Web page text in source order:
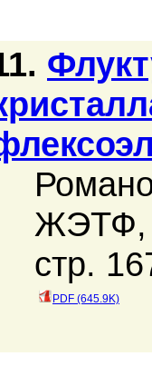
ЖЭТФ,
стр.
PDF (645.9K)